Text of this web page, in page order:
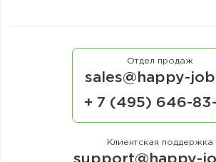
Отдел продаж
sales@happy-
+ 7 (495) 646-
Клиентская поддержка
support@happy-